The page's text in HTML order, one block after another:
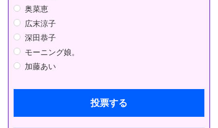
奥菜恵
広末涼子
深田恭子
モーニング娘。
加藤あい